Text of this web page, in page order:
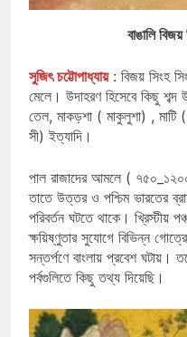
বাঙালি
সুজিৎ চট্টোপাধ্যায়: বিজয় সিংহ
মেলে। উদাহরণ হিসেবে কিছু
তেল, মাকড়শা ( মাকুলুশা) , মাটি
সী) ইত্যাদি।
পাল রাজাদের আমলে (
তাতে উত্তর ও পশ্চিম ভারতের
পরিবর্তন ঘটতে থাকে। খ্রিস্টীয়
ক্ষয়িষ্ণুতার সুযোগে বিভিন্ন
সন্তর্পণে বাংলায় প্রবেশ ঘটায়।
পর্বগুলিতে কিছু তথ্য দিয়েছি।